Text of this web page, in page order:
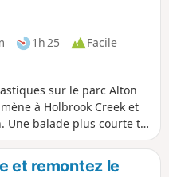
1h 25
Facile
sur le parc Alton
à Holbrook Creek et
Une balade plus courte te
et le Tattingstone
pour tromper l'œil !
et remontez le